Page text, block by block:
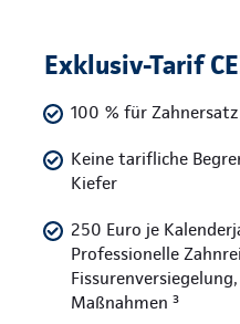
Exklusiv-Tarif
100 % für
Keine tarifliche
Kiefer
250 Euro je
Professionelle
Maßnahmen ³